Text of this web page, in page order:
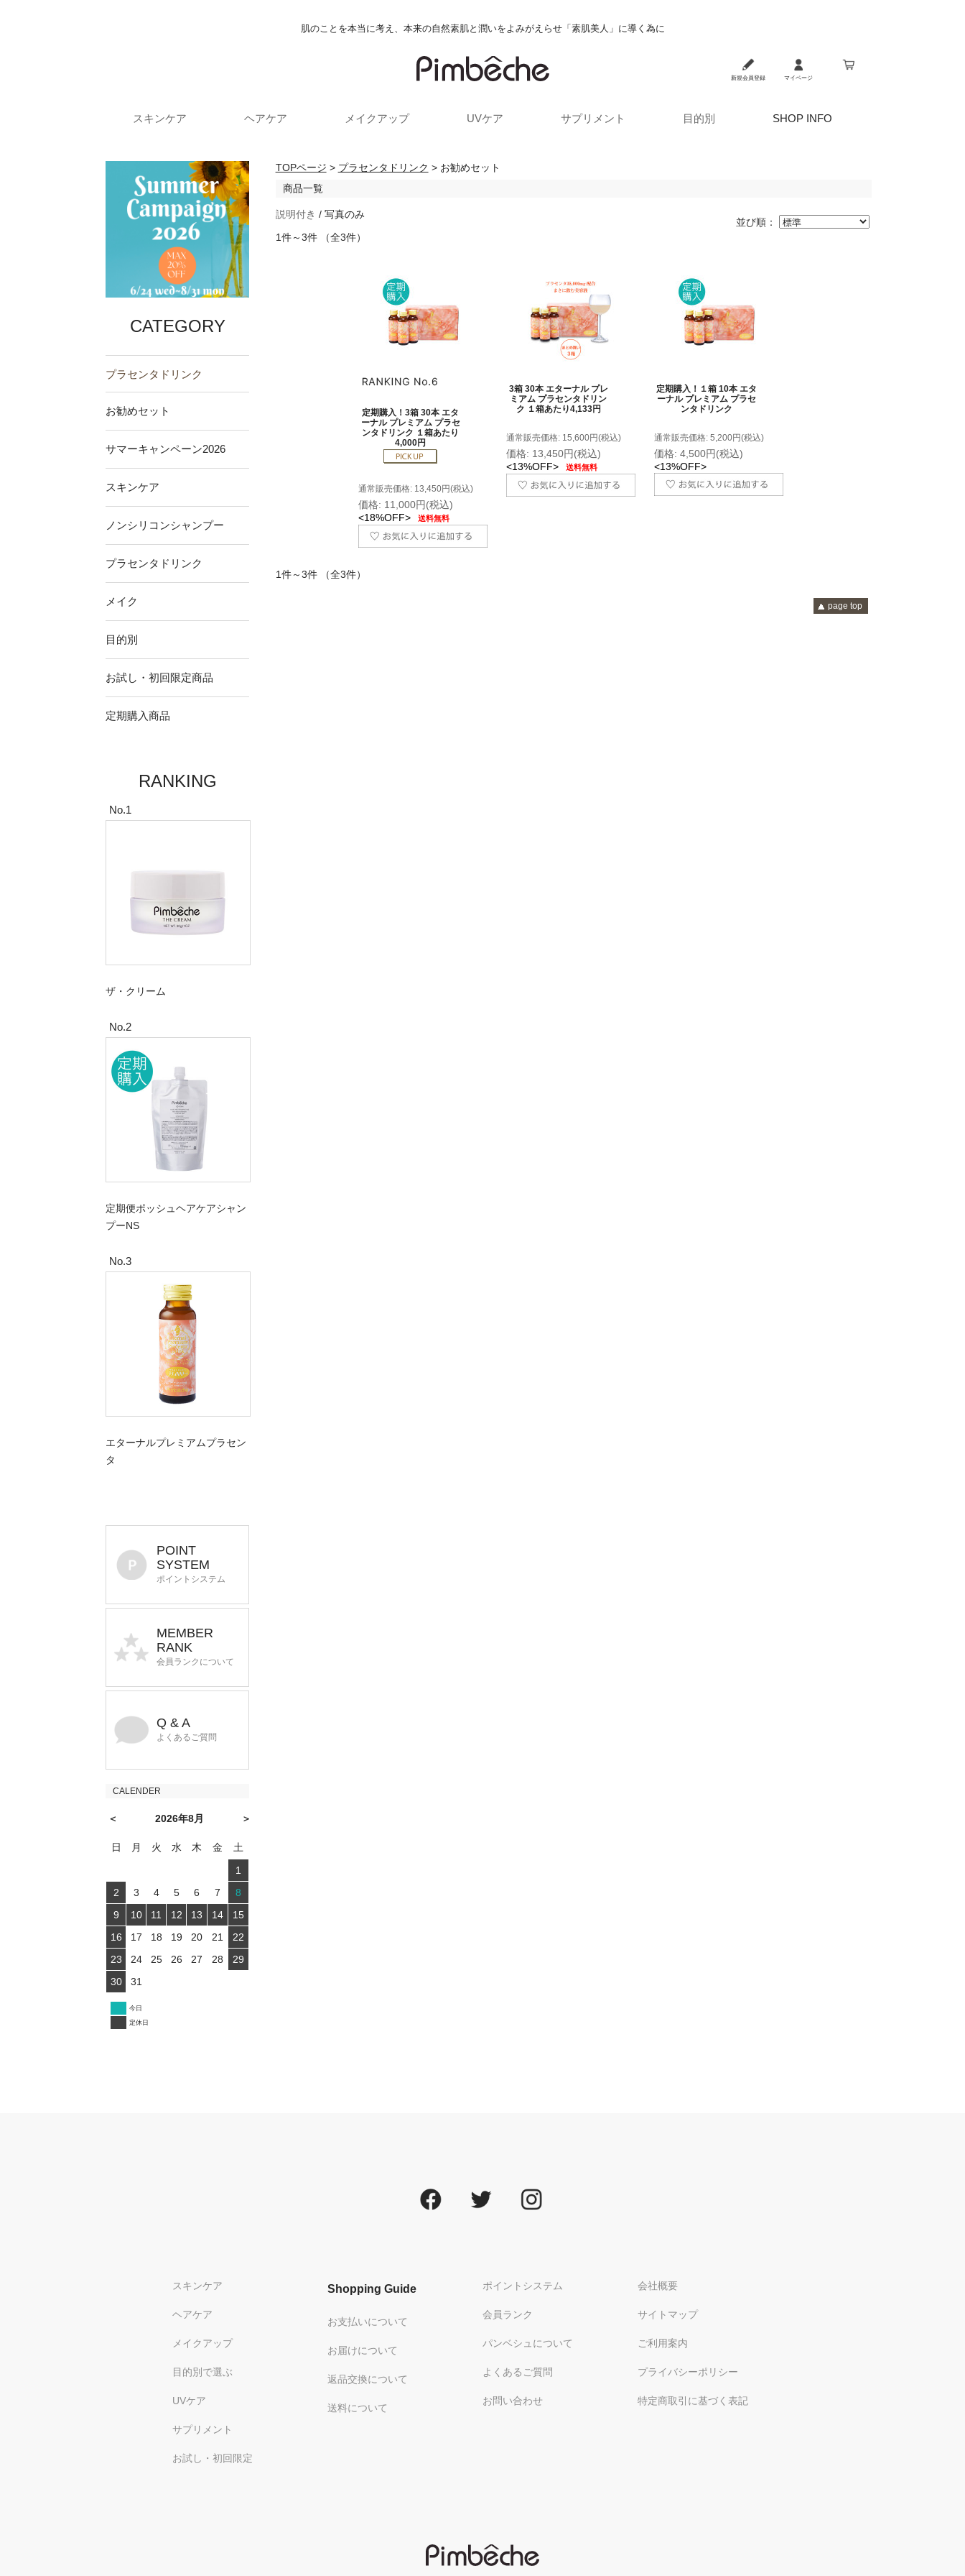
肌のことを本当に考え、本来の自然素肌と潤いをよみがえらせ「素肌美人」に導く為に
新規会員登録 マイページ
スキンケア ヘアケア メイクアップ UVケア サプリメント 目的別 SHOP INFO
CATEGORY
プラセンタドリンク
お勧めセット
サマーキャンペーン2026
スキンケア
ノンシリコンシャンプー
プラセンタドリンク
メイク
目的別
お試し・初回限定商品
定期購入商品
RANKING
No.1
ザ・クリーム
No.2
定期便ポッシュヘアケアシャン
プーNS
No.3
エターナルプレミアムプラセン
タ
POINT
SYSTEM
ポイントシステム
MEMBER
RANK
会員ランクについて
Q & A
よくあるご質問
CALENDER
＜ 2026年8月 ＞
日 月 火 水 木 金
土
1
2
3 4 5 6 7
8
9
10 11 12 13 14
15
16
17 18 19 20 21
22
23
24 25 26 27 28
29
30
31
今日
定休日
TOPページ > プラセンタドリンク > お勧めセット
商品一覧
並び順：
説明付き / 写真のみ
1件～3件 （全3件）
定期購入！3箱 30本 エタ
ーナル プレミアム プラセ
ンタドリンク １箱あたり
4,000円
通常販売価格: 13,450円(税込)
価格: 11,000円(税込)
<18%OFF>
送料無料
3箱 30本 エターナル プレ
ミアム プラセンタドリン
ク １箱あたり4,133円
通常販売価格: 15,600円(税込)
価格: 13,450円(税込)
<13%OFF>
送料無料
定期購入！１箱 10本 エタ
ーナル プレミアム プラセ
ンタドリンク
通常販売価格: 5,200円(税込)
価格: 4,500円(税込)
<13%OFF>
1件～3件 （全3件）
page top
スキンケア
ヘアケア
メイクアップ
目的別で選ぶ
UVケア
サプリメント
お試し・初回限定
Shopping Guide
お支払いについて
お届けについて
返品交換について
送料について
ポイントシステム
会員ランク
パンベシュについて
よくあるご質問
お問い合わせ
会社概要
サイトマップ
ご利用案内
プライバシーポリシー
特定商取引に基づく表記